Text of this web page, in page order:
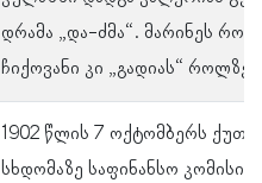
დრამა „და-ძმა“. მარინეს
ჩიქოვანი კი „გადიას“ როლზე
1902 წლის 7 ოქტომბერს
სხდომაზე საფინანსო